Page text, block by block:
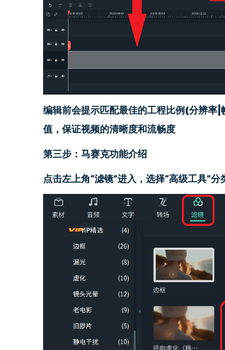
编辑前会提示匹配最佳的工程比例(分辨率
值， 保证视频的清晰度和流畅度
第三步： 马赛克功能介绍
点击左上角“滤镜”进入，选择“高级工具”分